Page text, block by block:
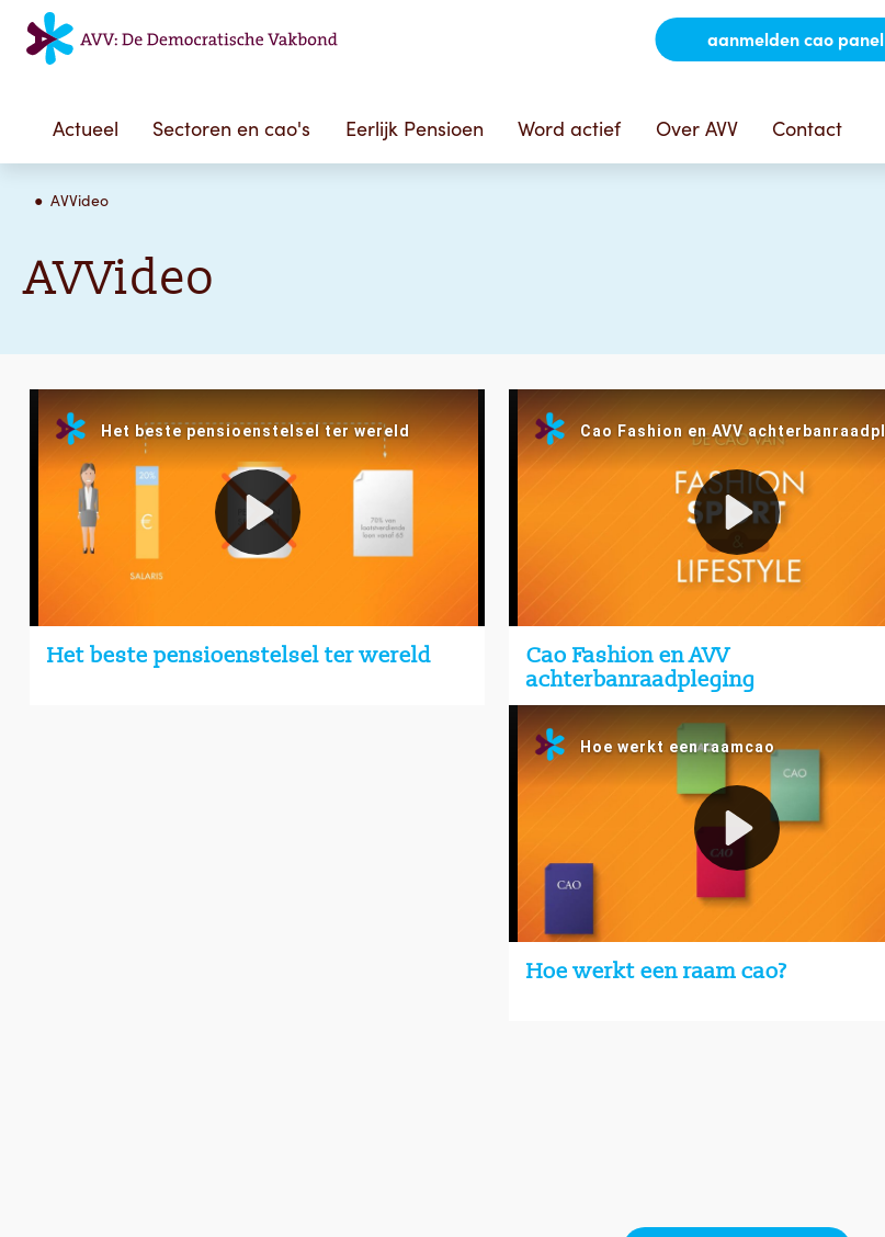
aanmelden cao panel
Actueel Sectoren en cao's Eerlijk Pensioen Word actief Over AVV Contact
AVVideo
AVVideo
Het beste pensioenstelsel ter wereld
Cao Fashion en AVV
achterbanraadpleging
Hoe werkt een raam cao?